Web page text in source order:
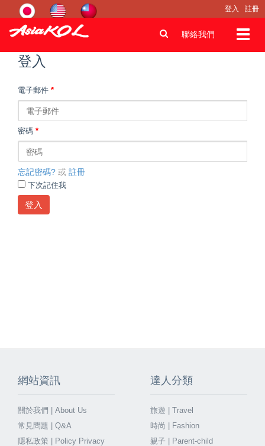
登入 註冊
聯絡我們
登入
電子郵件 *
密碼 *
忘記密碼? 或 註冊
下次記住我
登入
網站資訊
關於我們 | About Us
常見問題 | Q&A
隱私政策 | Policy Privacy
達人分類
旅遊 | Travel
時尚 | Fashion
親子 | Parent-child